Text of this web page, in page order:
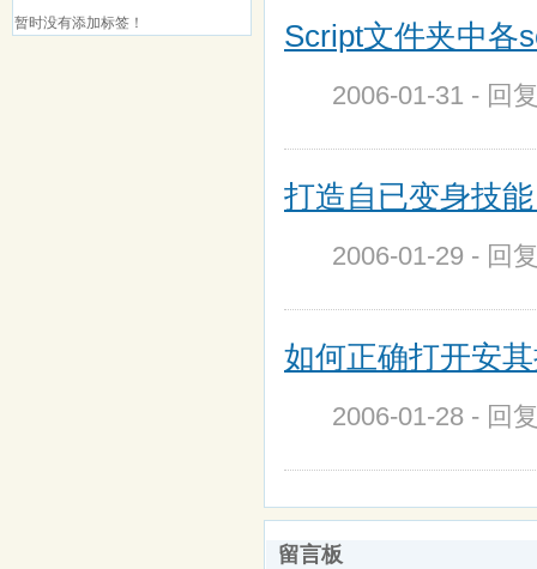
暂时没有添加标签！ Script文件夹中各
2006-01-31 - 回
打造自已变身技
2006-01-29 - 回
如何正确打开安
2006-01-28 - 回
留言板